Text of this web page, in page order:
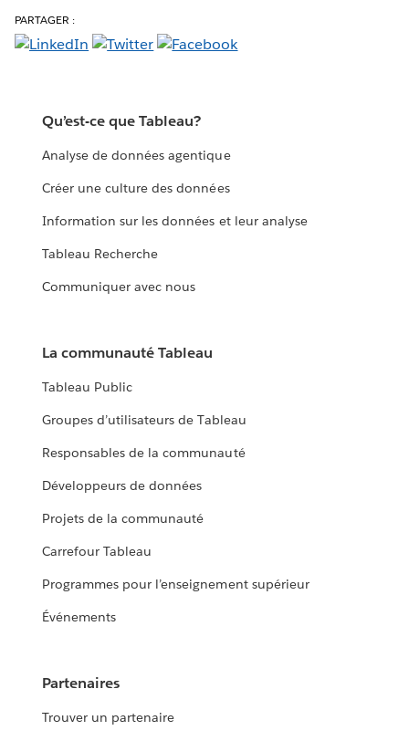
PARTAGER :
Qu’est-ce que Tableau?
Analyse de données agentique
Créer une culture des données
Information sur les données et leur analyse
Tableau Recherche
Communiquer avec nous
La communauté Tableau
Tableau Public
Groupes d’utilisateurs de Tableau
Responsables de la communauté
Développeurs de données
Projets de la communauté
Carrefour Tableau
Programmes pour l’enseignement supérieur
Événements
Partenaires
Trouver un partenaire